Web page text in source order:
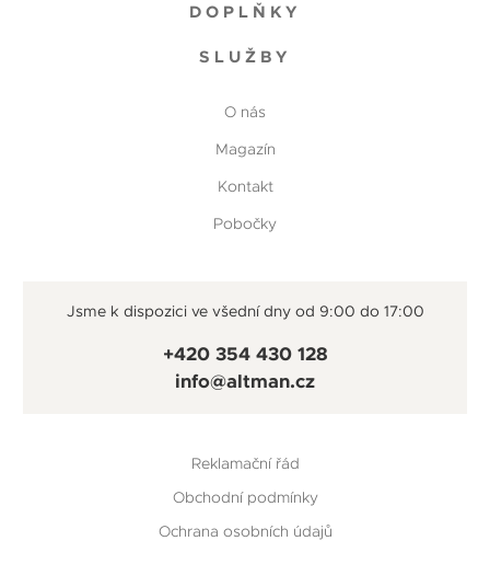
DOPLŇKY
SLUŽBY
O nás
Magazín
Kontakt
Pobočky
Jsme k dispozici ve všední dny od 9:00 do 17:00
+420 354 430 128
info@altman.cz
Reklamační řád
Obchodní podmínky
Ochrana osobních údajů